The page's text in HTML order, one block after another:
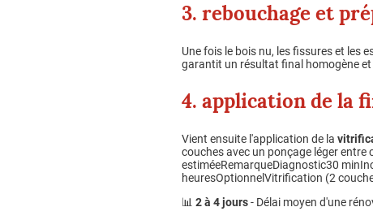
3. rebouchage et
Une fois le bois nu, les fissures et les
garantit un résultat final homogène
4. application de la
Vient ensuite l'application de la
couches avec un ponçage léger
estiméeRemarqueDiagnostic30
heuresOptionnelVitrification (2
📊 2 à 4 jours- Délai moyen d'une